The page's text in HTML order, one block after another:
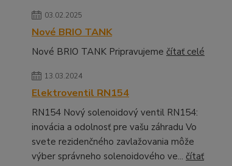
03.02.2025
Nové BRIO TANK
Nové BRIO TANK Pripravujeme čítať celé
13.03.2024
Elektroventil RN154
RN154 Nový solenoidový ventil RN154:
inovácia a odolnosť pre vašu záhradu Vo
svete rezidenčného zavlažovania môže
výber správneho solenoidového ve... čítať